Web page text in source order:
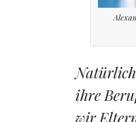
ihre
wir